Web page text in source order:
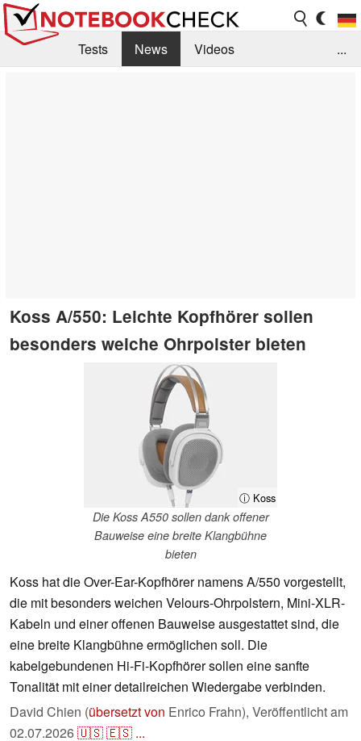
Tests News
Videos
...
Koss A/550: Leichte Kopfhörer sollen
besonders weiche Ohrpolster bieten
ⓘ Koss
Die Koss A550 sollen dank offener
Bauweise eine breite Klangbühne
bieten
Koss hat die Over-Ear-Kopfhörer namens A/550 vorgestellt,
die mit besonders weichen Velours-Ohrpolstern, Mini-XLR-
Kabeln und einer offenen Bauweise ausgestattet sind, die
eine breite Klangbühne ermöglichen soll. Die
kabelgebundenen Hi-Fi-Kopfhörer sollen eine sanfte
Tonalität mit einer detailreichen Wiedergabe verbinden.
David Chien (übersetzt von Enrico Frahn), Veröffentlicht am
02.07.2026🇺🇸🇪🇸 ...